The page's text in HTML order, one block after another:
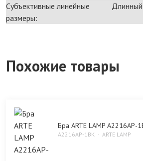
Субъективные линейные
размеры:
Длинный
Похожие товары
Бра ARTE LAMP A2216AP-
A2216AP-1BK ARTE LAMP